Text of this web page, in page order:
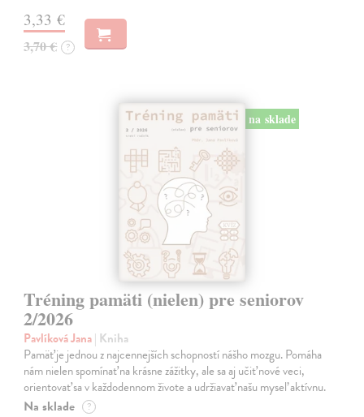
3,33 €
3,70 € ?
na sklade
Tréning pamäti (nielen) pre seniorov
2/2026
Pavlíková Jana| Kniha
Pamäť je jednou z najcennejších schopností nášho mozgu. Pomáha
nám nielen spomínať na krásne zážitky, ale sa aj učiť nové veci,
orientovať sa v každodennom živote a udržiavať našu myseľ aktívnu.
Na sklade ?